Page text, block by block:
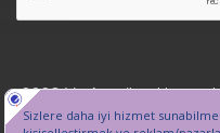
2026, VetAmerikan Hayvan
Kişisel Verilerin Korunması